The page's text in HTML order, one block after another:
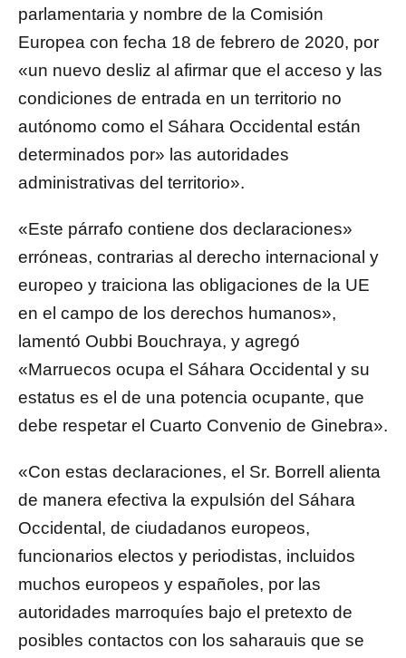
parlamentaria y nombre de la Comisión
Europea con fecha 18 de febrero de 2020, por
«un nuevo desliz al afirmar que el acceso y las
condiciones de entrada en un territorio no
autónomo como el Sáhara Occidental están
determinados por» las autoridades
administrativas del territorio».
«Este párrafo contiene dos declaraciones»
erróneas, contrarias al derecho internacional y
europeo y traiciona las obligaciones de la UE
en el campo de los derechos humanos»,
lamentó Oubbi Bouchraya, y agregó
«Marruecos ocupa el Sáhara Occidental y su
estatus es el de una potencia ocupante, que
debe respetar el Cuarto Convenio de Ginebra».
«Con estas declaraciones, el Sr. Borrell alienta
de manera efectiva la expulsión del Sáhara
Occidental, de ciudadanos europeos,
funcionarios electos y periodistas, incluidos
muchos europeos y españoles, por las
autoridades marroquíes bajo el pretexto de
posibles contactos con los saharauis que se